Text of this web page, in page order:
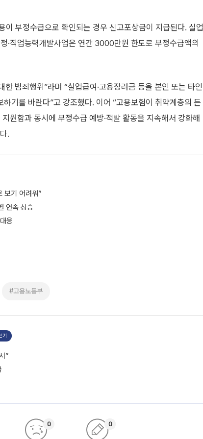
부정수급으로 확인되는 경우 신고포상금이 지급된다. 실업
직업능력개발사업은 연간 3000만원 한도로 부정수급액의
범죄행위”라며 “실업급여·고용장려금 등을 본인 또는 타인
기를 바란다”고 강조했다. 이어 “고용보험이 취약계층의 든
원함과 동시에 부정수급 예방·적발 활동을 지속해서 강화해
.
보기 어려워”
연속 상승
응
#고용노동부
기
”
0 0